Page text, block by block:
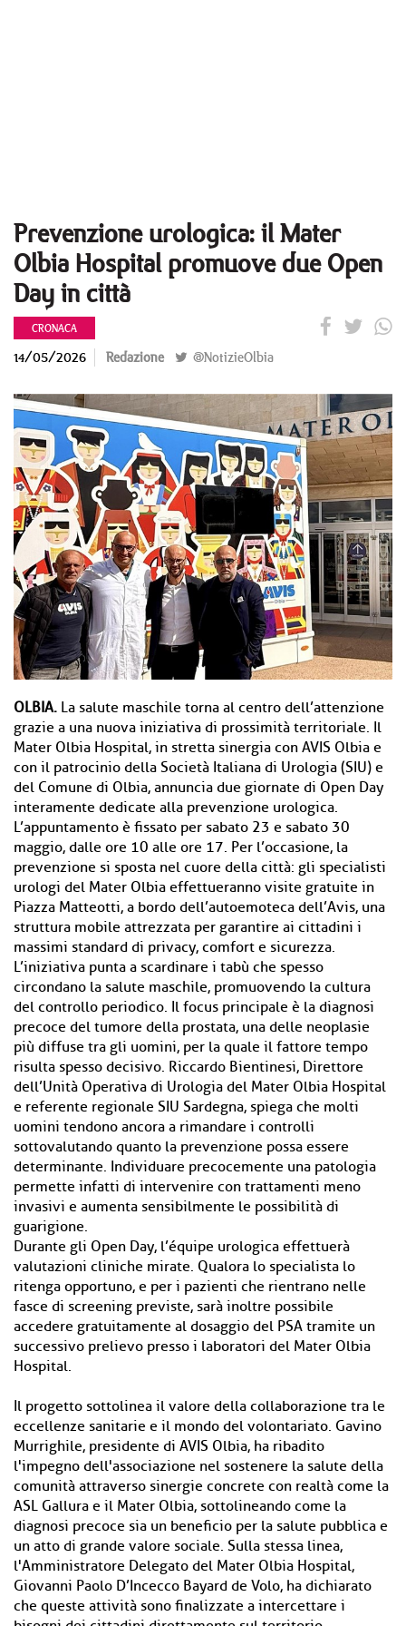
Prevenzione urologica: il Mater
Olbia Hospital promuove due Open
Day in città
CRONACA
14/05/2026 Redazione @NotizieOlbia
OLBIA. La salute maschile torna al centro dell’attenzione
grazie a una nuova iniziativa di prossimità territoriale. Il
Mater Olbia Hospital, in stretta sinergia con AVIS Olbia e
con il patrocinio della Società Italiana di Urologia (SIU) e
del Comune di Olbia, annuncia due giornate di Open Day
interamente dedicate alla prevenzione urologica.
L’appuntamento è fissato per sabato 23 e sabato 30
maggio, dalle ore 10 alle ore 17. Per l’occasione, la
prevenzione si sposta nel cuore della città: gli specialisti
urologi del Mater Olbia effettueranno visite gratuite in
Piazza Matteotti, a bordo dell’autoemoteca dell’Avis, una
struttura mobile attrezzata per garantire ai cittadini i
massimi standard di privacy, comfort e sicurezza.
L’iniziativa punta a scardinare i tabù che spesso
circondano la salute maschile, promuovendo la cultura
del controllo periodico. Il focus principale è la diagnosi
precoce del tumore della prostata, una delle neoplasie
più diffuse tra gli uomini, per la quale il fattore tempo
risulta spesso decisivo. Riccardo Bientinesi, Direttore
dell’Unità Operativa di Urologia del Mater Olbia Hospital
e referente regionale SIU Sardegna, spiega che molti
uomini tendono ancora a rimandare i controlli
sottovalutando quanto la prevenzione possa essere
determinante. Individuare precocemente una patologia
permette infatti di intervenire con trattamenti meno
invasivi e aumenta sensibilmente le possibilità di
guarigione.
Durante gli Open Day, l’équipe urologica effettuerà
valutazioni cliniche mirate. Qualora lo specialista lo
ritenga opportuno, e per i pazienti che rientrano nelle
fasce di screening previste, sarà inoltre possibile
accedere gratuitamente al dosaggio del PSA tramite un
successivo prelievo presso i laboratori del Mater Olbia
Hospital.
Il progetto sottolinea il valore della collaborazione tra le
eccellenze sanitarie e il mondo del volontariato. Gavino
Murrighile, presidente di AVIS Olbia, ha ribadito
l'impegno dell'associazione nel sostenere la salute della
comunità attraverso sinergie concrete con realtà come la
ASL Gallura e il Mater Olbia, sottolineando come la
diagnosi precoce sia un beneficio per la salute pubblica e
un atto di grande valore sociale. Sulla stessa linea,
l'Amministratore Delegato del Mater Olbia Hospital,
Giovanni Paolo D’Incecco Bayard de Volo, ha dichiarato
che queste attività sono finalizzate a intercettare i